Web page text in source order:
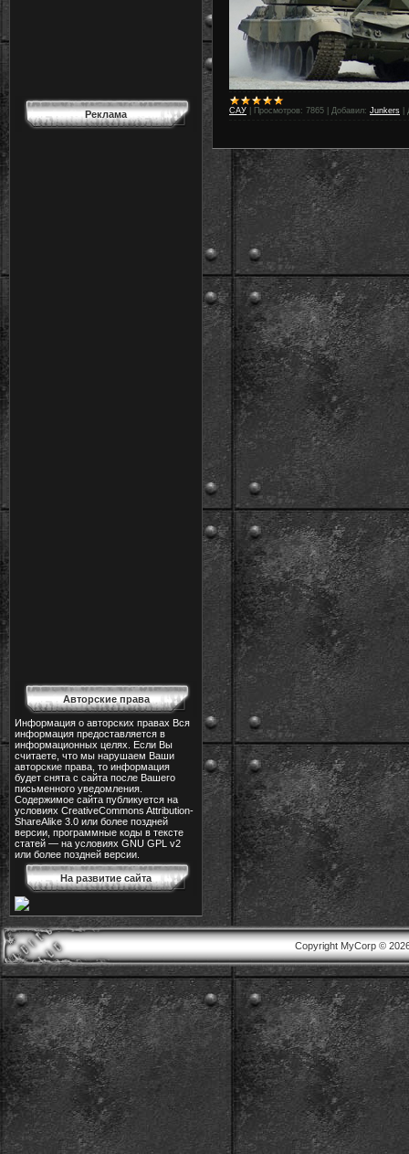
Реклама
Авторские права
Информация о авторских правах Вся
информация предоставляется в
информационных целях. Если Вы
считаете, что мы нарушаем Ваши
авторские права, то информация
будет снята с сайта после Вашего
письменного уведомления.
Содержимое сайта публикуется на
условиях CreativeCommons Attribution-
ShareAlike 3.0 или более поздней
версии, программные коды в тексте
статей — на условиях GNU GPL v2
или более поздней версии.
На развитие сайта
САУ Просмотров: 7865 Добавил: Junkers
Copyright MyCorp ©